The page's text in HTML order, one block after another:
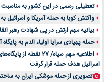
تعطیلی رسمی در این کشور به مناسبت
واکنش کوبا به حمله آمریکا و اسرائیل به
بیانیه مهم ارتش در پی شهادت رهبر
حمله پهپادی سرایا اولیاء الدم به پایگاه
اطلاعیه مهم سپاه/ 27
اسرائیل هدف حمله قرار گرفت
تصویری از حمله موشکی ایران به